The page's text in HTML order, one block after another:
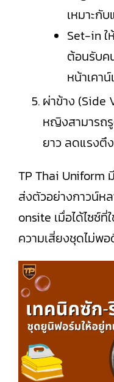
เหมาะกั
Set-in ใ
ต้อนรับค
หน้าเคา
ผ่าข้าง (Side
หญิงสามารถ
ยาว ลดแรงตึ
TP Thai Uniform
ส่งตัวอย่างกาวน์ห
onsite เมื่อได้ไซซ์
ความเสี่ยงชุดไม่พ